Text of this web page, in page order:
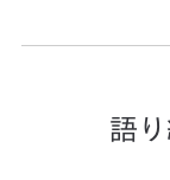
語